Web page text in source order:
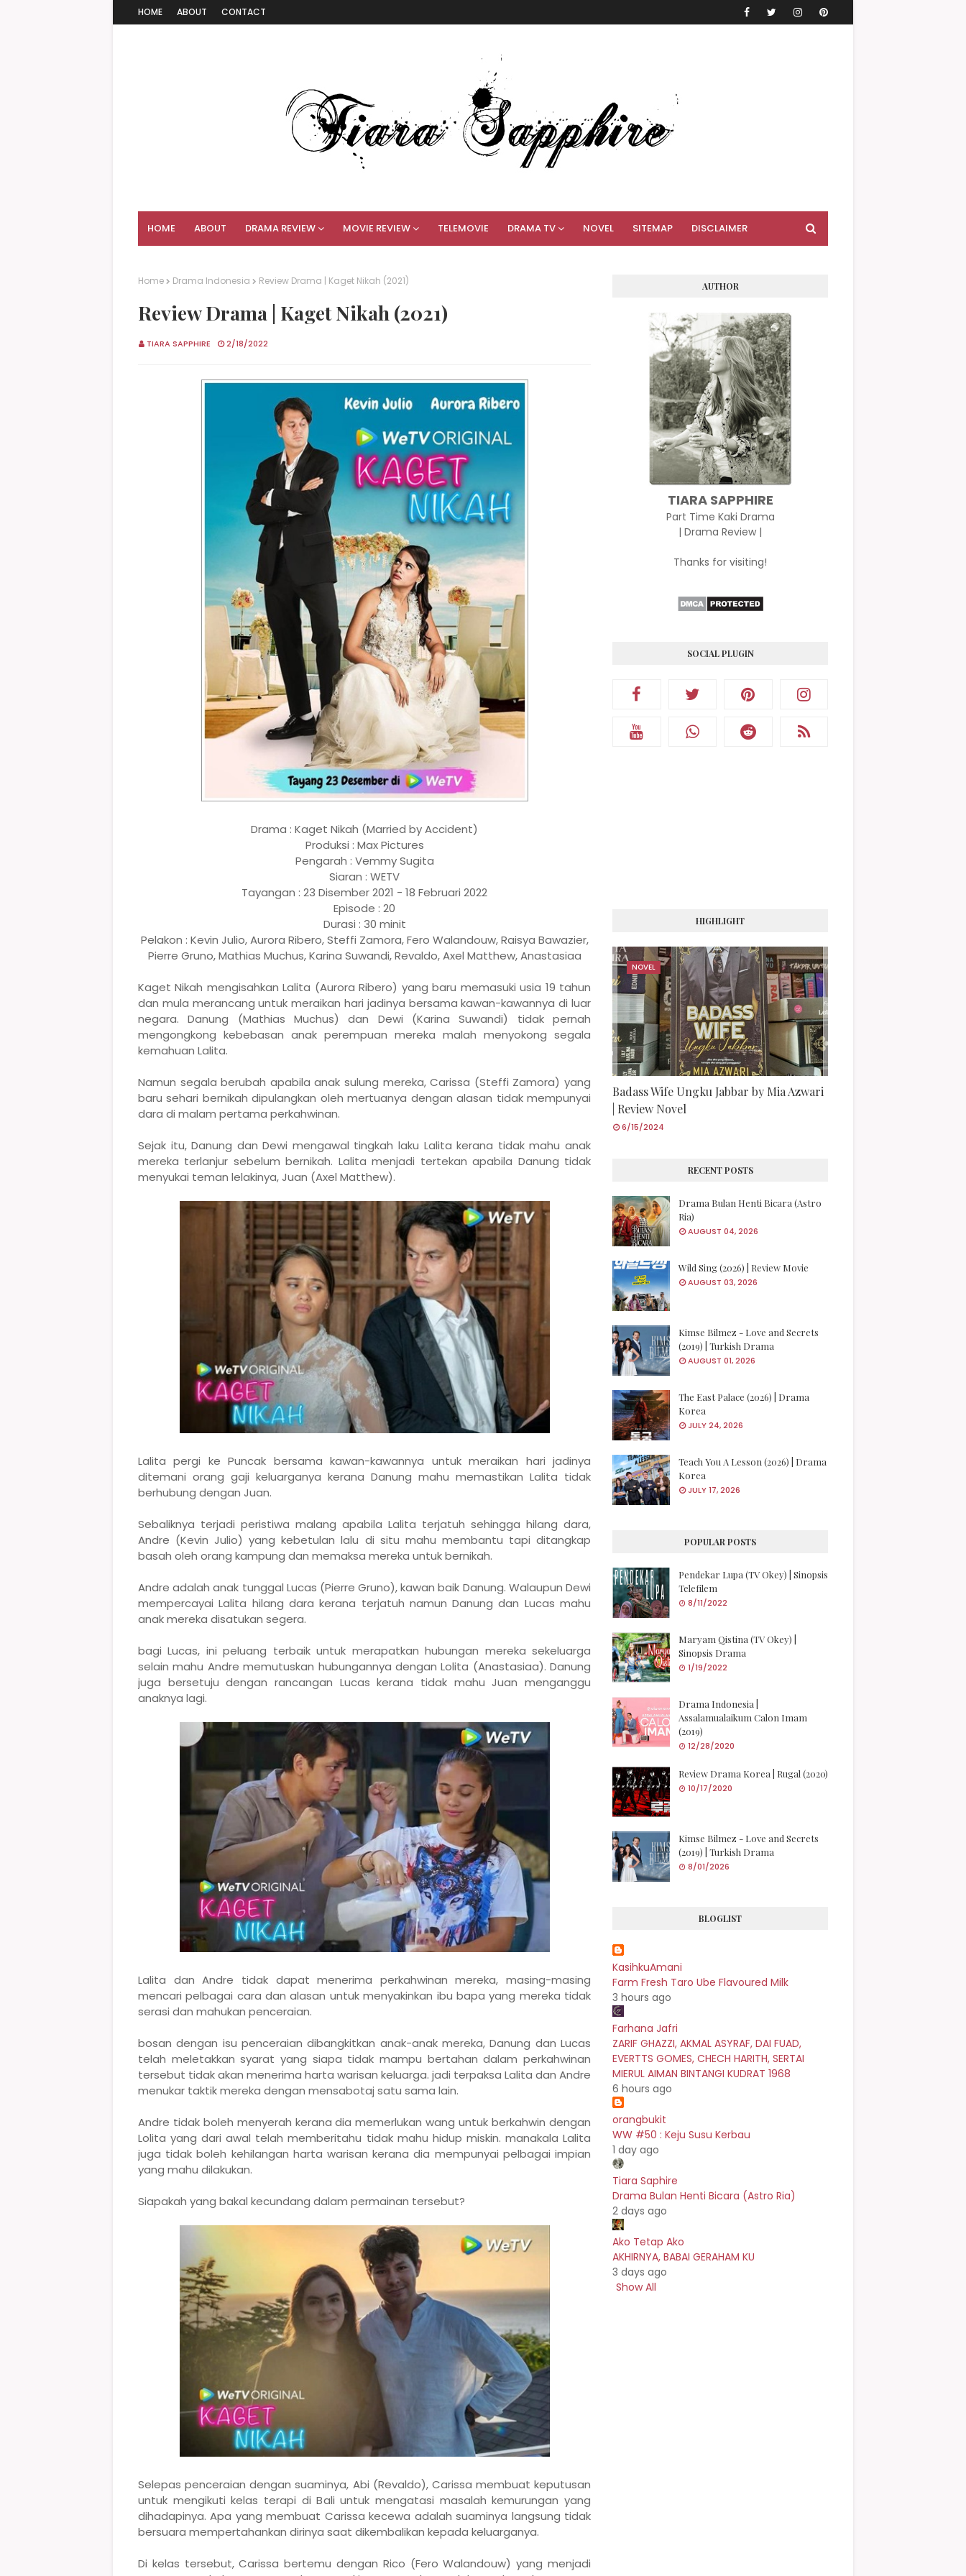
HOME ABOUT CONTACT
HOME ABOUT DRAMA REVIEW MOVIE REVIEW TELEMOVIE DRAMA TV NOVEL SITEMAP DISCLAIMER
Home Drama Indonesia Review Drama | Kaget Nikah (2021)
Review Drama | Kaget Nikah (2021)
TIARA SAPPHIRE 2/18/2022
Drama : Kaget Nikah (Married by Accident)
Produksi : Max Pictures
Pengarah : Vemmy Sugita
Siaran : WETV
Tayangan : 23 Disember 2021 - 18 Februari 2022
Episode : 20
Durasi : 30 minit
Pelakon : Kevin Julio, Aurora Ribero, Steffi Zamora, Fero Walandouw, Raisya Bawazier,
Pierre Gruno, Mathias Muchus, Karina Suwandi, Revaldo, Axel Matthew, Anastasiaa
Kaget Nikah mengisahkan Lalita (Aurora Ribero) yang baru memasuki usia 19 tahun
dan mula merancang untuk meraikan hari jadinya bersama kawan-kawannya di luar
negara. Danung (Mathias Muchus) dan Dewi (Karina Suwandi) tidak pernah
mengongkong kebebasan anak perempuan mereka malah menyokong segala
kemahuan Lalita.
Namun segala berubah apabila anak sulung mereka, Carissa (Steffi Zamora) yang
baru sehari bernikah dipulangkan oleh mertuanya dengan alasan tidak mempunyai
dara di malam pertama perkahwinan.
Sejak itu, Danung dan Dewi mengawal tingkah laku Lalita kerana tidak mahu anak
mereka terlanjur sebelum bernikah. Lalita menjadi tertekan apabila Danung tidak
menyukai teman lelakinya, Juan (Axel Matthew).
Lalita pergi ke Puncak bersama kawan-kawannya untuk meraikan hari jadinya
ditemani orang gaji keluarganya kerana Danung mahu memastikan Lalita tidak
berhubung dengan Juan.
Sebaliknya terjadi peristiwa malang apabila Lalita terjatuh sehingga hilang dara,
Andre (Kevin Julio) yang kebetulan lalu di situ mahu membantu tapi ditangkap
basah oleh orang kampung dan memaksa mereka untuk bernikah.
Andre adalah anak tunggal Lucas (Pierre Gruno), kawan baik Danung. Walaupun Dewi
mempercayai Lalita hilang dara kerana terjatuh namun Danung dan Lucas mahu
anak mereka disatukan segera.
bagi Lucas, ini peluang terbaik untuk merapatkan hubungan mereka sekeluarga
selain mahu Andre memutuskan hubungannya dengan Lolita (Anastasiaa). Danung
juga bersetuju dengan rancangan Lucas kerana tidak mahu Juan menganggu
anaknya lagi.
Lalita dan Andre tidak dapat menerima perkahwinan mereka, masing-masing
mencari pelbagai cara dan alasan untuk menyakinkan ibu bapa yang mereka tidak
serasi dan mahukan penceraian.
bosan dengan isu penceraian dibangkitkan anak-anak mereka, Danung dan Lucas
telah meletakkan syarat yang siapa tidak mampu bertahan dalam perkahwinan
tersebut tidak akan menerima harta warisan keluarga. jadi terpaksa Lalita dan Andre
menukar taktik mereka dengan mensabotaj satu sama lain.
Andre tidak boleh menyerah kerana dia memerlukan wang untuk berkahwin dengan
Lolita yang dari awal telah memberitahu tidak mahu hidup miskin. manakala Lalita
juga tidak boleh kehilangan harta warisan kerana dia mempunyai pelbagai impian
yang mahu dilakukan.
Siapakah yang bakal kecundang dalam permainan tersebut?
Selepas penceraian dengan suaminya, Abi (Revaldo), Carissa membuat keputusan
untuk mengikuti kelas terapi di Bali untuk mengatasi masalah kemurungan yang
dihadapinya. Apa yang membuat Carissa kecewa adalah suaminya langsung tidak
bersuara mempertahankan dirinya saat dikembalikan kepada keluarganya.
Di kelas tersebut, Carissa bertemu dengan Rico (Fero Walandouw) yang menjadi
AUTHOR
TIARA SAPPHIRE
Part Time Kaki Drama
| Drama Review |
Thanks for visiting!
SOCIAL PLUGIN
HIGHLIGHT
NOVEL
Badass Wife Ungku Jabbar by Mia Azwari
| Review Novel
6/15/2024
RECENT POSTS
Drama Bulan Henti Bicara (Astro
Ria)
AUGUST 04, 2026
Wild Sing (2026) | Review Movie
AUGUST 03, 2026
Kimse Bilmez - Love and Secrets
(2019) | Turkish Drama
AUGUST 01, 2026
The East Palace (2026) | Drama
Korea
JULY 24, 2026
Teach You A Lesson (2026) | Drama
Korea
JULY 17, 2026
POPULAR POSTS
Pendekar Lupa (TV Okey) | Sinopsis
Telefilem
8/11/2022
Maryam Qistina (TV Okey) |
Sinopsis Drama
1/19/2022
Drama Indonesia |
Assalamualaikum Calon Imam
(2019)
12/28/2020
Review Drama Korea | Rugal (2020)
10/17/2020
Kimse Bilmez - Love and Secrets
(2019) | Turkish Drama
8/01/2026
BLOGLIST
KasihkuAmani
Farm Fresh Taro Ube Flavoured Milk
3 hours ago
Farhana Jafri
ZARIF GHAZZI, AKMAL ASYRAF, DAI FUAD,
EVERTTS GOMES, CHECH HARITH, SERTAI
MIERUL AIMAN BINTANGI KUDRAT 1968
6 hours ago
orangbukit
WW #50 : Keju Susu Kerbau
1 day ago
Tiara Saphire
Drama Bulan Henti Bicara (Astro Ria)
2 days ago
Ako Tetap Ako
AKHIRNYA, BABAI GERAHAM KU
3 days ago
Show All